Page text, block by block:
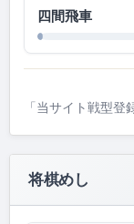
四間飛車
「当サイト戦型登
将棋めし